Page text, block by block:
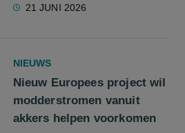
21 JUNI 2026
NIEUWS
Nieuw Europees project wil
modderstromen vanuit
akkers helpen voorkomen